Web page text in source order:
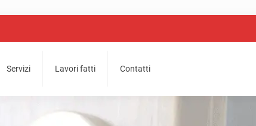
Servizi Lavori fatti Contatti